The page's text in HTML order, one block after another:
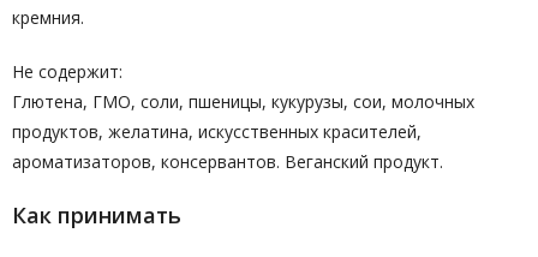
кремния.
Не содержит:
Глютена, ГМО, соли, пшеницы, кукурузы, сои, молочных
продуктов, желатина, искусственных красителей,
ароматизаторов, консервантов. Веганский продукт.
Как принимать